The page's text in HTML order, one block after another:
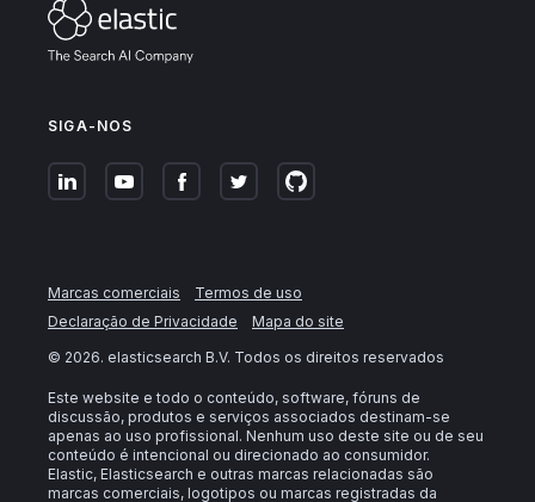
SIGA-NOS
Marcas comerciais
Termos de uso
Declaração de Privacidade
Mapa do site
© 2026. elasticsearch B.V. Todos os direitos reservados
Este website e todo o conteúdo, software, fóruns de
discussão, produtos e serviços associados destinam-se
apenas ao uso profissional. Nenhum uso deste site ou de seu
conteúdo é intencional ou direcionado ao consumidor.
Elastic, Elasticsearch e outras marcas relacionadas são
marcas comerciais, logotipos ou marcas registradas da